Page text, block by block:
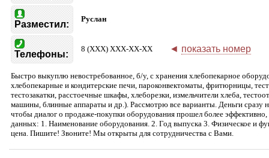
Разместил:
Руслан
Телефоны:
8 (XXX) XXX-XX-XX ◄ показать номер
Быстро выкуплю невостребованное, б/у, с хранения хлебопекарное
хлебопекарные и кондитерские печи, пароконвектоматы, фритюрницы,
тестозакатки, расстоечные шкафы, хлеборезки, измельчители хлеба,
машины, блинные аппараты и др.). Рассмотрю все варианты. Деньги сразу
чтобы диалог о продаже-покупки оборудования прошел более
данных: 1. Наименование оборудования. 2. Год выпуска 3. Физическое и
цена. Пишите! Звоните! Мы открыты для сотрудничества с Вами.